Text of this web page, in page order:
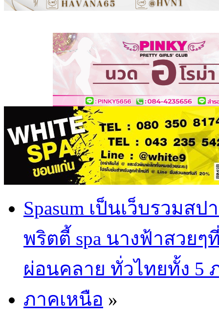
Spasum เป็นเว็บรวม
พริตตี้ spa นางฟ้าสวย
ผ่อนคลาย ทั่วไทยทั้ง 5
ภาคเหนือ »